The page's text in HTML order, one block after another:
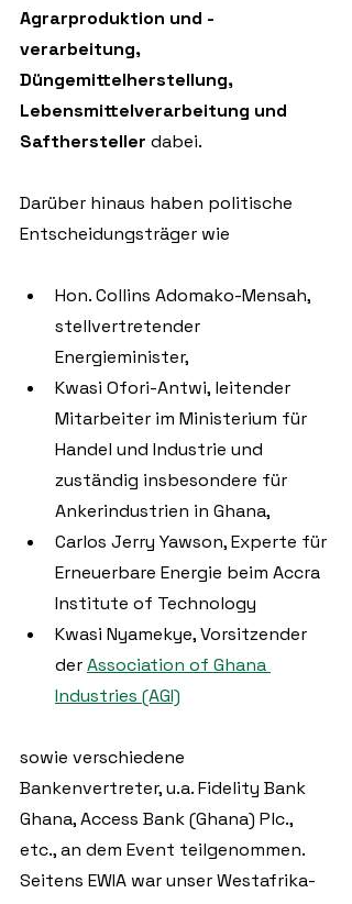
Agrarproduktion und -
verarbeitung,
Düngemittelherstellung,
Lebensmittelverarbeitung und
Safthersteller dabei.
Darüber hinaus haben politische
Entscheidungsträger wie
Hon. Collins Adomako-Mensah,
stellvertretender
Energieminister,
Kwasi Ofori-Antwi, leitender
Mitarbeiter im Ministerium für
Handel und Industrie und
zuständig insbesondere für
Ankerindustrien in Ghana,
Carlos Jerry Yawson, Experte für
Erneuerbare Energie beim Accra
Institute of Technology
Kwasi Nyamekye, Vorsitzender
der Association of Ghana
Industries (AGI)
sowie verschiedene
Bankenvertreter, u.a. Fidelity Bank
Ghana, Access Bank (Ghana) Plc.,
etc., an dem Event teilgenommen.
Seitens EWIA war unser Westafrika-